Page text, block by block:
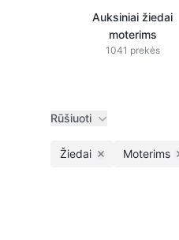
Auksiniai žiedai
moterims
1041 prekės
Rūšiuoti
Žiedai Remove filter
Moterims